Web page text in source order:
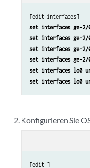
set interfaces ge-2/
set interfaces ge-2/
set interfaces ge-2/
set interfaces ge-2/
set interfaces lo0
set interfaces lo0
Konfigurieren Sie
[edit ]